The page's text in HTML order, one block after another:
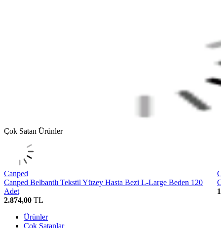
Çok Satan Ürünler
Canped
Canped Belbantlı Tekstil Yüzey Hasta Bezi L-Large Beden 120
Adet
2.874,00 TL
Ürünler
Çok Satanlar